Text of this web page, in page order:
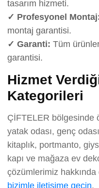
tasarım hizmeti.
✓ Profesyonel
montaj garantisi.
✓ Garanti: Tüm
garantisi.
Hizmet
Kategorileri
ÇİFTELER bölgesinde
yatak odası, genç
kitaplık, portmanto,
kapı ve mağaza ev
çözümlerimiz
bizimle iletişime geçin.